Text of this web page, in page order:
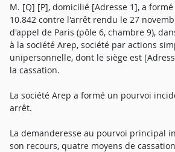
M. [Q] [P], domicilié [Adresse 1], a
10.842 contre l'arrêt rendu le 27
d'appel de Paris (pôle 6, chambre 9),
à la société Arep, société par actions
unipersonnelle, dont le siège est
la cassation.
La société Arep a formé un pourvoi
arrêt.
La demanderesse au pourvoi principal
son recours, quatre moyens de